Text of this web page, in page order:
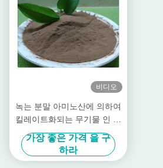
비디오
녹는 분말 아미노산에 의하여
킬레이트화되는 무기물 인 성
분 기본적인 비료
가장 좋은 가격 을 구
하라